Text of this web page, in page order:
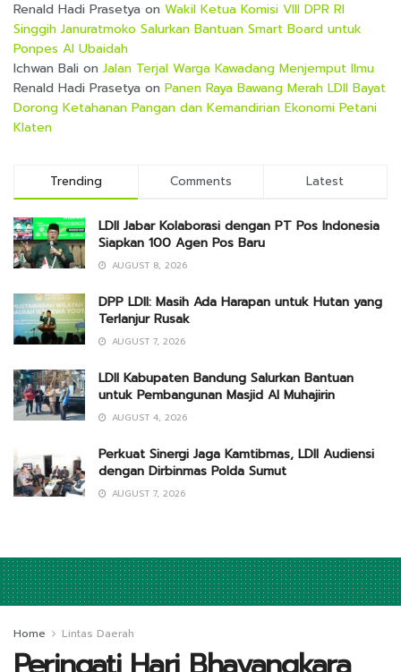
Renald Hadi Prasetya on Wakil Ketua Komisi VIII DPR RI
Singgih Januratmoko Salurkan Bantuan Smart Board untuk
Ponpes Al Ubaidah
Ichwan Bali on Jalan Terjal Warga Kawadang Menjemput Ilmu
Renald Hadi Prasetya on Panen Raya Bawang Merah LDII Bayat
Dorong Ketahanan Pangan dan Kemandirian Ekonomi Petani
Klaten
Trending Comments Latest
LDII Jabar Kolaborasi dengan PT Pos Indonesia
Siapkan 100 Agen Pos Baru
AUGUST 8, 2026
DPP LDII: Masih Ada Harapan untuk Hutan yang
Terlanjur Rusak
AUGUST 7, 2026
LDII Kabupaten Bandung Salurkan Bantuan
untuk Pembangunan Masjid Al Muhajirin
AUGUST 4, 2026
Perkuat Sinergi Jaga Kamtibmas, LDII Audiensi
dengan Dirbinmas Polda Sumut
AUGUST 7, 2026
Home Lintas Daerah